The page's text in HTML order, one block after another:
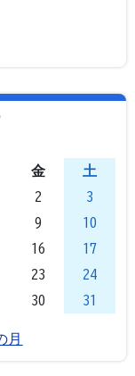
金 土
2
3
9
10
16
17
23
24
30 31
月